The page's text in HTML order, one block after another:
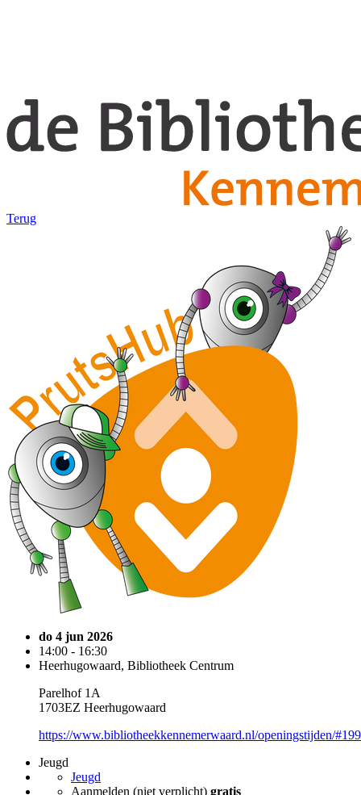
Terug
do 4 jun 2026
14:00 - 16:30
Heerhugowaard, Bibliotheek Centrum
Parelhof 1A
1703EZ Heerhugowaard
https://www.bibliotheekkennemerwaard.nl/openingstijden/
Jeugd
Jeugd
Aanmelden (niet verplicht) gratis